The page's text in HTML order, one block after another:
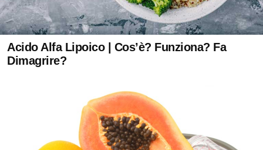
Acido Alfa Lipoico | Cos’è? Funziona? Fa
Dimagrire?